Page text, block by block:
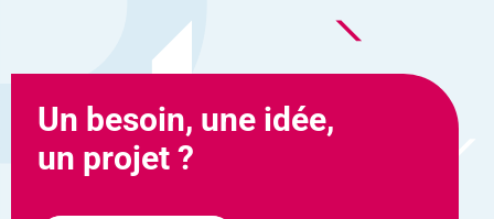
Un besoin, une idée,
un projet ?